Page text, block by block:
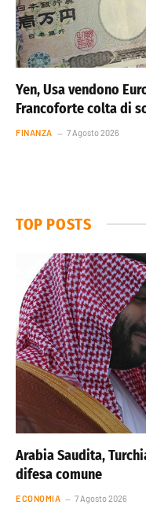
Yen, Usa vendono
Francoforte colta di
FINANZA 7 Agosto 2026
TOP POSTS
Arabia Saudita,
difesa comune
ECONOMIA 7 Agosto 2026